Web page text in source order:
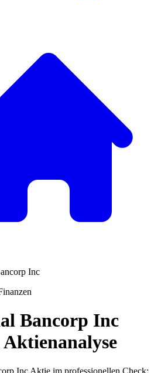
Inc
Bancorp Inc
Inc Aktie im professionellen Check: